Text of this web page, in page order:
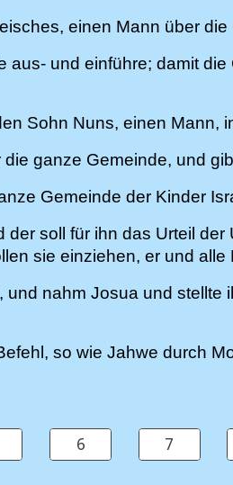
einen Mann über die
und einführe; damit
Sohn Nuns, einen Mann,
ganze Gemeinde, und
Gemeinde der Kinder
soll für ihn das Urteil
sie einziehen, er und
nahm Josua und stellte
so wie Jahwe durch
6 7